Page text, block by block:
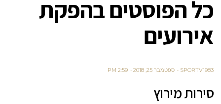
כל הפוסטים בהפקת
אירועים
SPORTV1983 ספטמבר 25, 2018 2:59 PM
סירות מירוץ